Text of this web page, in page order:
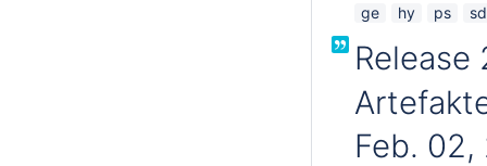
ge
hy ps sd
Release
Feb.